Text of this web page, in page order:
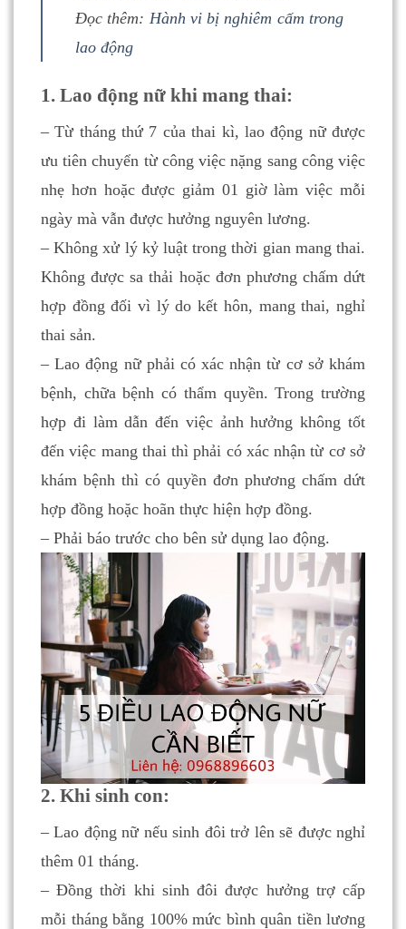
Đọc thêm: Hành vi bị nghiêm cấm trong
lao động
1. Lao động nữ khi mang thai:
– Từ tháng thứ 7 của thai kì, lao động nữ được
ưu tiên chuyển từ công việc nặng sang công việc
nhẹ hơn hoặc được giảm 01 giờ làm việc mỗi
ngày mà vẫn được hưởng nguyên lương.
– Không xử lý kỷ luật trong thời gian mang thai.
Không được sa thải hoặc đơn phương chấm dứt
hợp đồng đối vì lý do kết hôn, mang thai, nghỉ
thai sản.
– Lao động nữ phải có xác nhận từ cơ sở khám
bệnh, chữa bệnh có thẩm quyền. Trong trường
hợp đi làm dẫn đến việc ảnh hưởng không tốt
đến việc mang thai thì phải có xác nhận từ cơ sở
khám bệnh thì có quyền đơn phương chấm dứt
hợp đồng hoặc hoãn thực hiện hợp đồng.
– Phải báo trước cho bên sử dụng lao động.
2. Khi sinh con:
– Lao động nữ nếu sinh đôi trở lên sẽ được nghỉ
thêm 01 tháng.
– Đồng thời khi sinh đôi được hưởng trợ cấp
mỗi tháng bằng 100% mức bình quân tiền lương